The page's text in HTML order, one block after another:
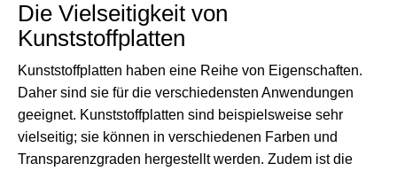
Die Vielseitigkeit von
Kunststoffplatten
Kunststoffplatten haben eine Reihe von Eigenschaften.
Daher sind sie für die verschiedensten Anwendungen
geeignet. Kunststoffplatten sind beispielsweise sehr
vielseitig; sie können in verschiedenen Farben und
Transparenzgraden hergestellt werden. Zudem ist die